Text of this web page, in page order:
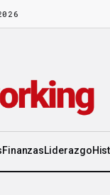
NO ESPERA: HAY
FinanzasLiderazgo